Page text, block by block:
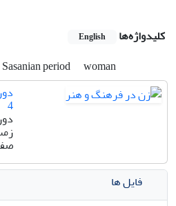
کلیدواژه‌ها English
Sasanian period
woman
4
دوره
فایل ها